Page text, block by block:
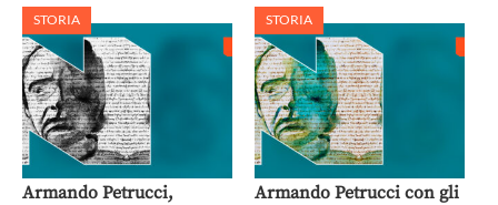
ABOUT
ARTE ECONOMIA FILOSOFIA
LETTERATURA MONDO ANTICO MUSICA
STORIA
Armando Petrucci,
STORIA
Armando Petrucci con gli